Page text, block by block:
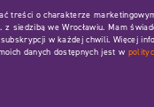
treści o charakterze
z siedzibą we Wrocławiu. Mam
w każdej chwili. Więcej
danych dostępnych jest w